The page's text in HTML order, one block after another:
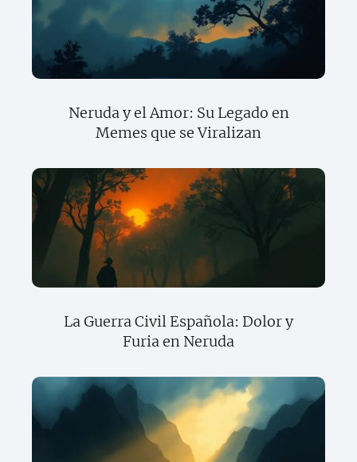
Neruda y el Amor: Su Legado en
Memes que se Viralizan
La Guerra Civil Española: Dolor y
Furia en Neruda